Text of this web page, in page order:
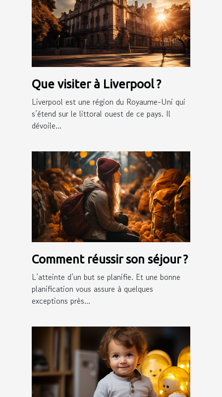
Que visiter à Liverpool ?
Liverpool est une région du Royaume-Uni qui
s’étend sur le littoral ouest de ce pays. Il
dévoile...
Comment réussir son séjour ?
L’atteinte d’un but se planifie. Et une bonne
planification vous assure à quelques
exceptions près...